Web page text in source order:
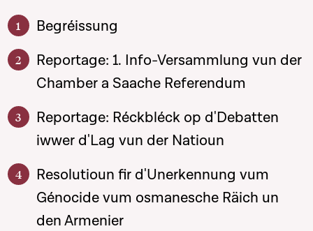
Begréissung
Reportage: 1. Info-Versammlung vun der
Chamber a Saache Referendum
Reportage: Réckbléck op d'Debatten
iwwer d'Lag vun der Natioun
Resolutioun fir d'Unerkennung vum
Génocide vum osmanesche Räich un
den Armenier